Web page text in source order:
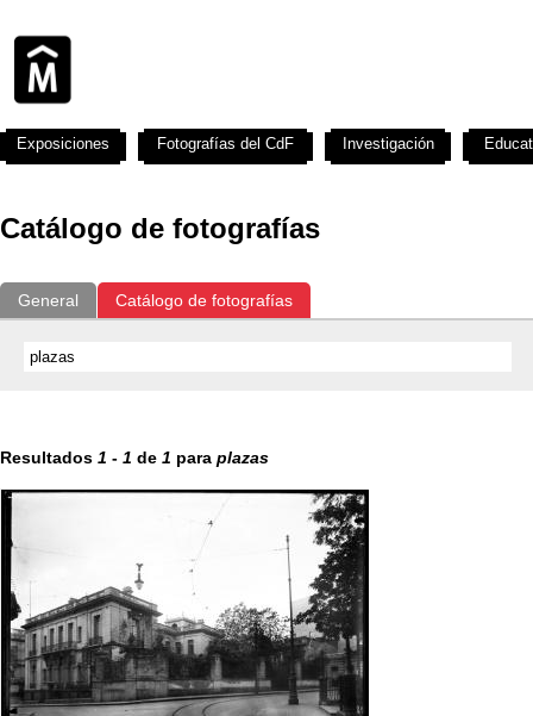
Catálogo de fotografías
General Catálogo de fotografías
Resultados 1 - 1 de 1 para plazas
Exposiciones Fotografías del CdF Investigación